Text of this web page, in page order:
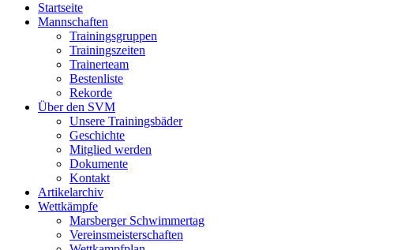
Startseite
Mannschaften
Trainingsgruppen
Trainingszeiten
Trainerteam
Bestenliste
Rekorde
Über den SVM
Unsere Trainingsbäder
Geschichte
Mitglied werden
Dokumente
Kontakt
Artikelarchiv
Wettkämpfe
Marsberger Schwimmertag
Vereinsmeisterschaften